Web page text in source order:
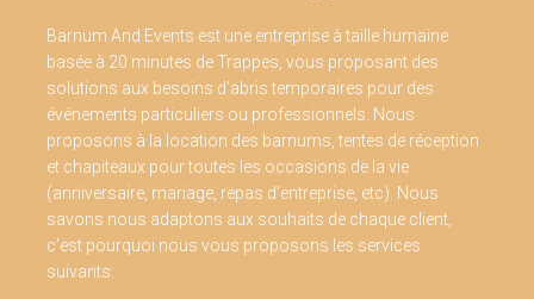
Barnum And Events est une entreprise à taille humaine
basée à 20 minutes de Trappes, vous proposant des
solutions aux besoins d’abris temporaires pour des
événements particuliers ou professionnels. Nous
proposons à la location des barnums, tentes de réception
et chapiteaux pour toutes les occasions de la vie
(anniversaire, mariage, repas d’entreprise, etc). Nous
savons nous adaptons aux souhaits de chaque client,
c’est pourquoi nous vous proposons les services
suivants: